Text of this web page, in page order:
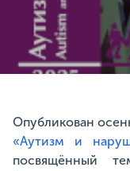
Опубликован
«Аутизм и
посвящённый